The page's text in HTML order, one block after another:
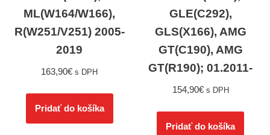
ML(W164/W166),
R(W251/V251) 2005-
2019
163,90€ s DPH
Pridať do košíka
GLE(C292),
GLS(X166), AMG
GT(C190), AMG
GT(R190); 01.2011-
154,90€ s DPH
Pridať do košíka